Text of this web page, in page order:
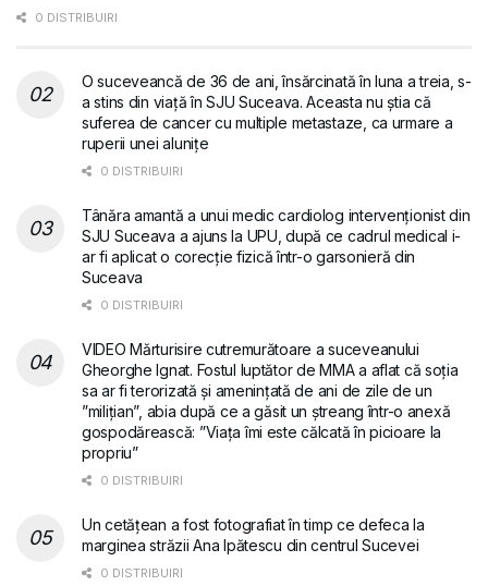
0 DISTRIBUIRI
O suceveancă de 36 de ani, însărcinată în luna a treia, s-
a stins din viață în SJU Suceava. Aceasta nu știa că
suferea de cancer cu multiple metastaze, ca urmare a
ruperii unei alunițe
0 DISTRIBUIRI
Tânăra amantă a unui medic cardiolog intervenționist din
SJU Suceava a ajuns la UPU, după ce cadrul medical i-
ar fi aplicat o corecție fizică într-o garsonieră din
Suceava
0 DISTRIBUIRI
VIDEO Mărturisire cutremurătoare a suceveanului
Gheorghe Ignat. Fostul luptător de MMA a aflat că soția
sa ar fi terorizată și amenințată de ani de zile de un
”milițian”, abia după ce a găsit un ștreang într-o anexă
gospodărească: ”Viața îmi este călcată în picioare la
propriu”
0 DISTRIBUIRI
Un cetățean a fost fotografiat în timp ce defeca la
marginea străzii Ana Ipătescu din centrul Sucevei
0 DISTRIBUIRI